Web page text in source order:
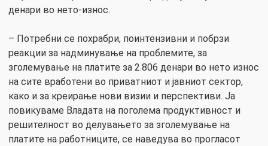
денари во нето-износ.
– Потребни се похрабри, поинтензивни и побрзи
реакции за надминување на проблемите, за
зголемување на платите за 2.806 денари во нето износ
на сите вработени во приватниот и јавниот сектор,
како и за креирање нови визии и перспективи. Ја
повикуваме Владата на поголема продуктивност и
решителност во делувањето за зголемување на
платите на работниците, се наведува во прогласот